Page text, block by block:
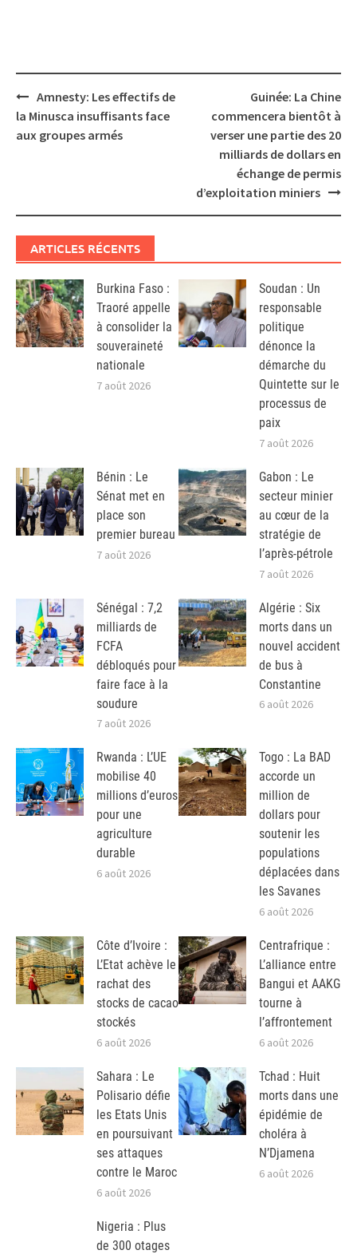
Post
navigation
Amnesty: Les effectifs de
la Minusca insuffisants face
aux groupes armés
Guinée: La Chine
commencera bientôt à
verser une partie des 20
milliards de dollars en
échange de permis
d’exploitation miniers
ARTICLES RÉCENTS
Burkina Faso :
Traoré appelle
à consolider la
souveraineté
nationale
7 août 2026
Soudan : Un
responsable
politique
dénonce la
démarche du
Quintette sur le
processus de
paix
7 août 2026
Bénin : Le
Sénat met en
place son
premier bureau
7 août 2026
Gabon : Le
secteur minier
au cœur de la
stratégie de
l’après-pétrole
7 août 2026
Sénégal : 7,2
milliards de
FCFA
débloqués pour
faire face à la
soudure
7 août 2026
Algérie : Six
morts dans un
nouvel accident
de bus à
Constantine
6 août 2026
Rwanda : L’UE
mobilise 40
millions d’euros
pour une
agriculture
durable
6 août 2026
Togo : La BAD
accorde un
million de
dollars pour
soutenir les
populations
déplacées dans
les Savanes
6 août 2026
Côte d’Ivoire :
L’Etat achève le
rachat des
stocks de cacao
stockés
6 août 2026
Centrafrique :
L’alliance entre
Bangui et AAKG
tourne à
l’affrontement
6 août 2026
Sahara : Le
Polisario défie
les Etats Unis
en poursuivant
ses attaques
contre le Maroc
6 août 2026
Tchad : Huit
morts dans une
épidémie de
choléra à
N’Djamena
6 août 2026
Nigeria : Plus
de 300 otages